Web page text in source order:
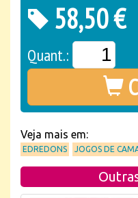
58,50 €
Quant.:
Veja mais em:
EDREDONS JOGOS DE